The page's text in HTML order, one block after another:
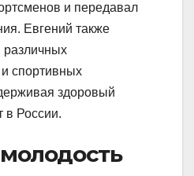
и передавал
Евгений также
различных
спортивных
здоровый
в России.